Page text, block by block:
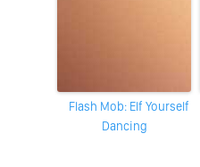
Flash Mob: Elf Yourself
Dancing